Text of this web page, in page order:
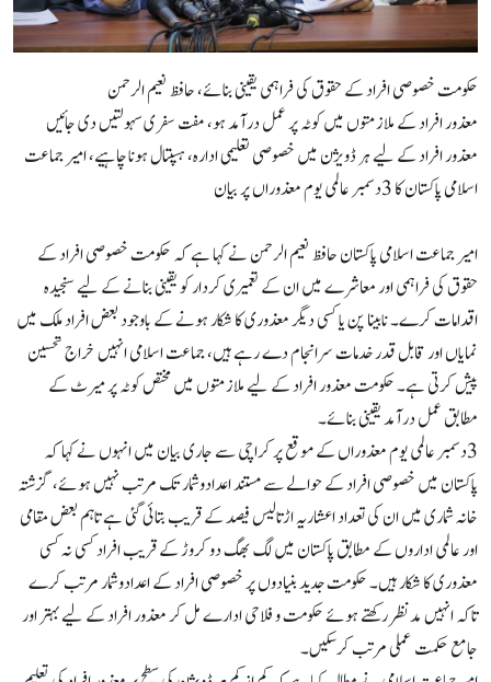
حکومت خصوصی افراد کے حقوق کی فراہمی یقینی بنائے، حافظ نعیم الرحمن
معذور افراد کے ملازمتوں میں کوٹہ پر عمل درآمد ہو، مفت سفری سہولتیں دی جائیں
معذور افراد کے لیے ہر ڈویژن میں خصوصی تعلیمی ادارہ، ہسپتال ہونا چاہیے، امیر جماعت
اسلامی پاکستان کا 3دسمبر عالمی یوم معذوراں پر بیان
امیر جماعت اسلامی پاکستان حافظ نعیم الرحمن نے کہا ہے کہ حکومت خصوصی افراد کے
حقوق کی فراہمی اور معاشرے میں ان کے تعمیری کردار کو یقینی بنانے کے لیے سنجیدہ
اقدامات کرے۔ نابینا پن یا کسی دیگر معذوری کا شکار ہونے کے باوجود بعض افراد ملک میں
نمایاں اور قابل قدر خدمات سرانجام دے رہے ہیں، جماعت اسلامی انہیں خراج تحسین
پیش کرتی ہے۔ حکومت معذور افراد کے لیے ملازمتوں میں مختص کوٹہ پر میرٹ کے
مطابق عمل درآمد یقینی بنائے۔
3دسمبر عالمی یوم معذوراں کے موقع پر کراچی سے جاری بیان میں انہوں نے کہا کہ
پاکستان میں خصوصی افراد کے حوالے سے مستند اعدادوشمار تک مرتب نہیں ہوئے، گزشتہ
خانہ شماری میں ان کی تعداد اعشاریہ اڑتالیس فیصد کے قریب بتائی گئی ہے تاہم بعض مقامی
اور عالمی اداروں کے مطابق پاکستان میں لگ بھگ دو کروڑ کے قریب افراد کسی نہ کسی
معذوری کا شکار ہیں۔ حکومت جدید بنیادوں پر خصوصی افراد کے اعدادوشمار مرتب کرے
تاکہ انہیں مدنظر رکھتے ہوئے حکومت و فلاحی ادارے مل کر معذور افراد کے لیے بہتر اور
جامع حکمت عملی مرتب کرسکیں۔